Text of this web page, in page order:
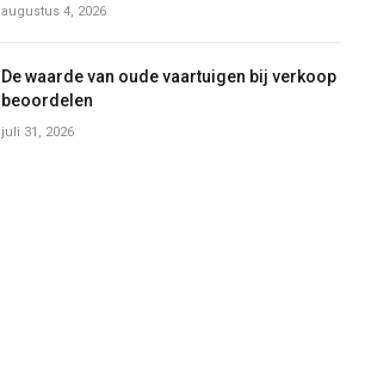
augustus 4, 2026
De waarde van oude vaartuigen bij verkoop
beoordelen
juli 31, 2026